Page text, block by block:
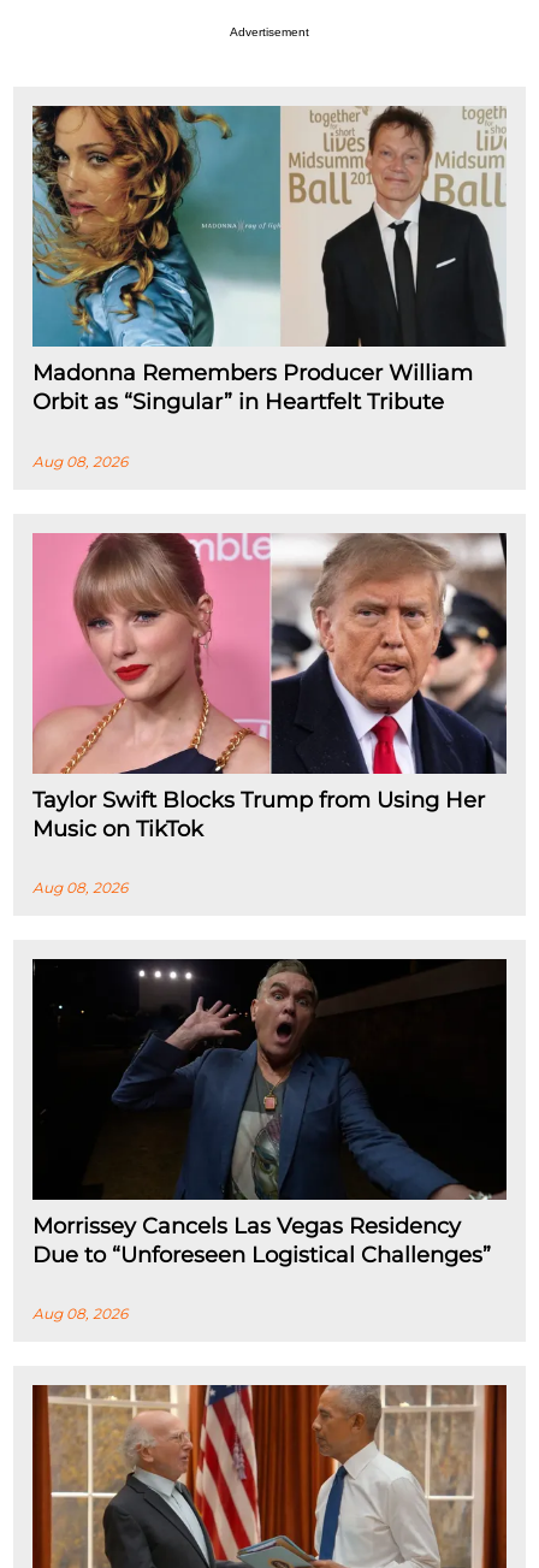
Advertisement
Madonna Remembers Producer William
Orbit as “Singular” in Heartfelt Tribute
Aug 08, 2026
Taylor Swift Blocks Trump from Using Her
Music on TikTok
Aug 08, 2026
Morrissey Cancels Las Vegas Residency
Due to “Unforeseen Logistical Challenges”
Aug 08, 2026